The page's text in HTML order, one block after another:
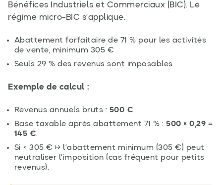
Bénéfices Industriels et Commerciaux (BIC). Le
régime micro-BIC s’applique.
Abattement forfaitaire de 71 % pour les activités
de vente, minimum 305 €
Seuls 29 % des revenus sont imposables
Exemple de calcul :
Revenus annuels bruts : 500 €.
Base taxable après abattement 71 % :500 × 0,29 =
145 €.
Si < 305 € → l’abattement minimum (305 €) peut
neutraliser l’imposition (cas fréquent pour petits
revenus).